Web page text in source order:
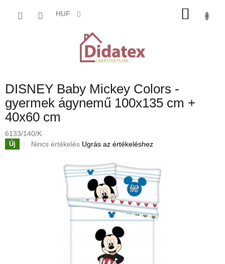
HUF
DISNEY Baby Mickey Colors -
gyermek ágynemű 100x135 cm +
40x60 cm
6133/140/K
Új
A
Nincs értékelés Ugrás az értékeléshez